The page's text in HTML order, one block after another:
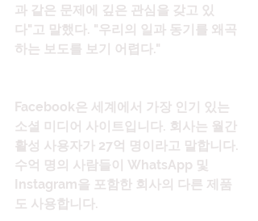
과 같은 문제에 깊은 관심을 갖고 있
다"고 말했다. "우리의 일과 동기를 왜곡
하는 보도를 보기 어렵다."
Facebook은 세계에서 가장 인기 있는
소셜 미디어 사이트입니다. 회사는 월간
활성 사용자가 27억 명이라고 말합니다.
수억 명의 사람들이 WhatsApp 및
Instagram을 포함한 회사의 다른 제품
도 사용합니다.